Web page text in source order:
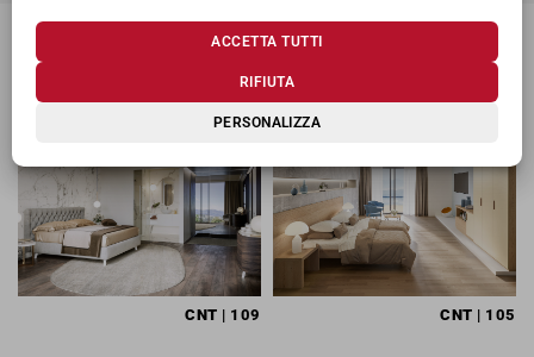
PERSONALIZZA
RIFIUTA
ACCETTA TUTTI
CNT | 109 CNT | 105